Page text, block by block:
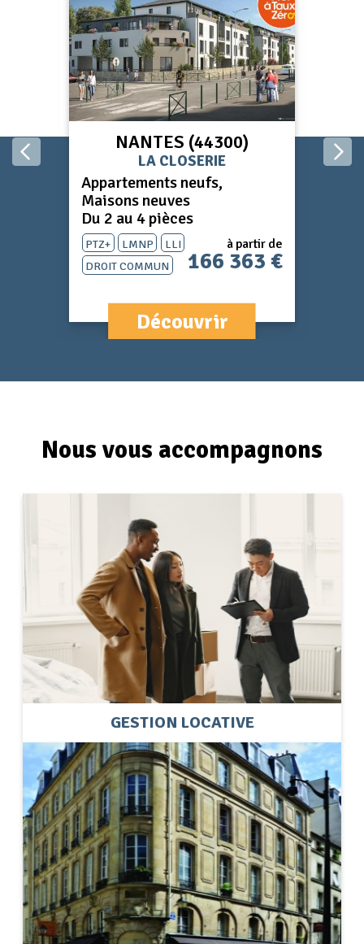
NANTES (44300)
LA CLOSERIE
Appartements neufs,
Maisons neuves
Du 2 au 4 pièces
PTZ+ LMNP
LLI
Droit Commun
à partir de
166 363 €
Découvrir
Nous vous accompagnons
GESTION LOCATIVE